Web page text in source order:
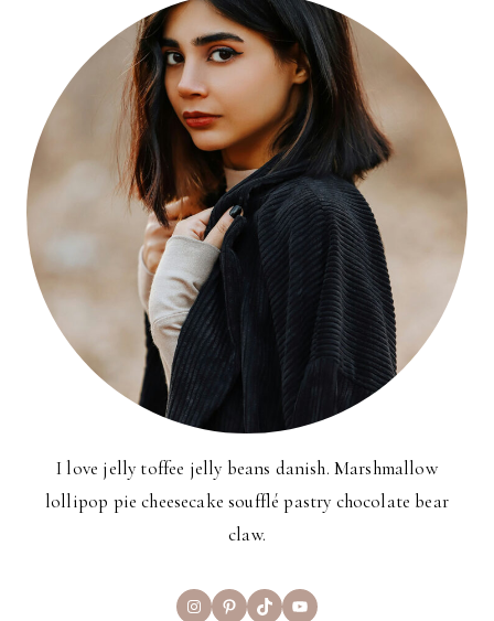
I love jelly toffee jelly beans danish. Marshmallow
lollipop pie cheesecake soufflé pastry chocolate bear
claw.
InstagramPinterest
TikTokYouTube